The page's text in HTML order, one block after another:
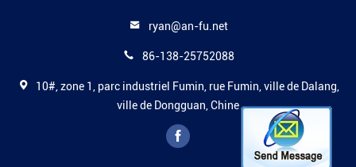
ryan@an-fu.net
86-138-25752088
10#, zone 1, parc industriel Fumin, rue Fumin, ville de Dalang,
ville de Dongguan, Chine